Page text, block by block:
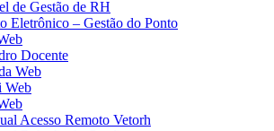
de Gestão de RH
Eletrônico – Gestão do Ponto
Docente
Web
Web
Acesso Remoto Vetorh